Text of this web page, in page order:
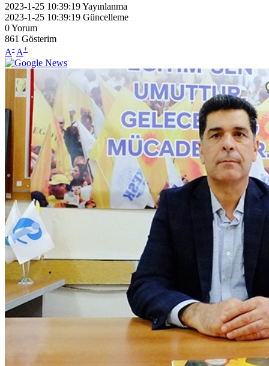
2023-1-25 10:39:19Yayınlanma
2023-1-25 10:39:19 Güncelleme
0Yorum
861 Gösterim
A- A+